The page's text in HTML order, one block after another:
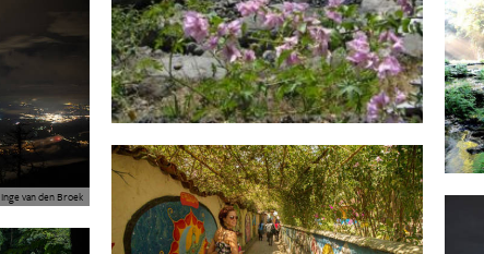
Inge van den Broek